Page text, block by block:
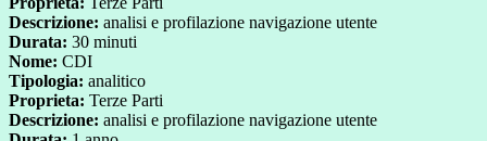
Descrizione: analisi e profilazione navigazione utente
Durata: 30 minuti
Nome: CDI
Tipologia: analitico
Proprieta: Terze Parti
Descrizione: analisi e profilazione navigazione utente